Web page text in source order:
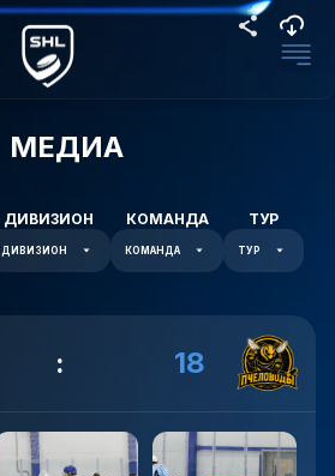
МЕДИА
ДИВИЗИОН
ДИВИЗИОН
КОМАНДА
КОМАНДА
ТУР
ТУР
: 18